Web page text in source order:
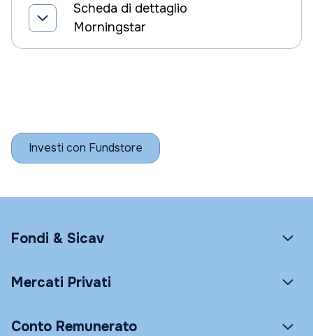
Scheda di dettaglio
Morningstar
Investi con Fundstore
Fondi & Sicav
Mercati Privati
Conto Remunerato